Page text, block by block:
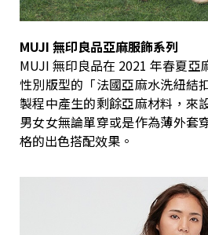
MUJI 無印良品亞麻服飾系列
MUJI 無印良品在 2021 年春夏亞
性別版型的「法國亞麻水洗紐結
製程中產生的剩餘亞麻材料，來
男女女無論單穿或是作為薄外套
格的出色搭配效果。